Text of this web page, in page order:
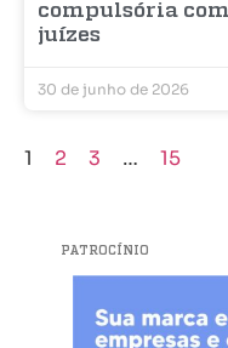
compulsória
juízes
30 de junho de 2026
1 2 3 … 15
PATROCÍNIO